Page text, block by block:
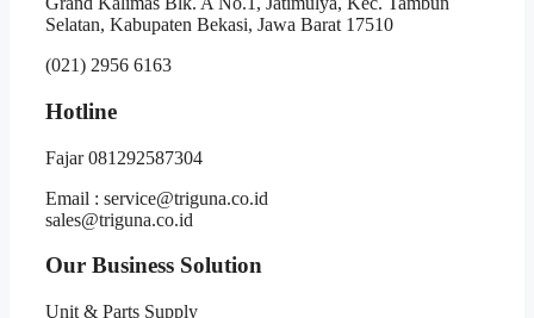
Selatan, Kabupaten Bekasi, Jawa Barat 17510
(021) 2956 6163
Hotline
Fajar 081292587304
Email : service@triguna.co.id
sales@triguna.co.id
Our Business Solution
Unit & Parts Supply